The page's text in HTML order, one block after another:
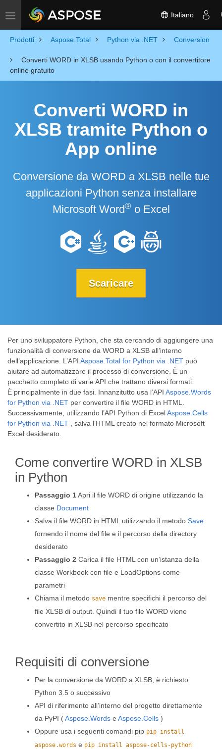
Toggle navigation Italiano
Prodotti Aspose.Total Python via .NET Conversion
Converti WORD in XLSB usando Python o con il convertitore
online gratuito
Converti WORD in
XLSB tramite Python o
App online
Conversione da WORD a XLSB nelle tue
applicazioni Python senza installare
Microsoft Word®o Excel
Scaricare
Per uno sviluppatore Python, che sta cercando di aggiungere una
funzionalità di conversione da WORD a XLSB all’interno
dell’applicazione. L’API Aspose.Total for Python via .NET può
aiutare ad automatizzare il processo di conversione. È un
pacchetto completo di varie API che trattano diversi formati.
È principalmente in due fasi. Innanzitutto usa l’API Aspose.Words
for Python via .NET per convertire il file WORD in HTML.
Successivamente, utilizzando l’API Python di ExcelAspose.Cells
for Python via .NET , salva l’HTML creato nel formato Microsoft
Excel desiderato.
Come convertire WORD in XLSB
in Python
Passaggio 1Apri il file WORD di origine utilizzando la
classe Document
Salva il file WORD in HTML utilizzando il metodo Save
fornendo il nome del file e il percorso della directory
desiderato
Passaggio 2 Carica il file HTML con un’istanza della
classe Workbook con file e LoadOptions come
parametri
Chiama il metodo save mentre specifichi il percorso del
file XLSB di output. Quindi il tuo file WORD viene
convertito in XLSB nel percorso specificato
Requisiti di conversione
Per la conversione da WORD a XLSB, è richiesto
Python 3.5 o successivo
API di riferimento all’interno del progetto direttamente
da PyPI (Aspose.Words e Aspose.Cells )
Oppure usa i seguenti comandi pip pip install
aspose.words e pip install aspose-cells-python